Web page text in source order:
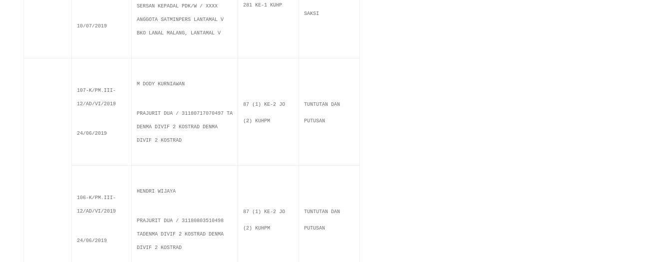
10/07/2019
SERSAN KEPADAL PDK/W / XXXX
ANGGOTA SATMINPERS LANTAMAL V
BKO LANAL MALANG, LANTAMAL V
281 KE-1 KUHP
SAKSI
107-K/PM.III-
12/AD/VI/2019
24/06/2019
M DODY KURNIAWAN
PRAJURIT DUA / 31180717070497 TA
DENMA DIVIF 2 KOSTRAD DENMA
DIVIF 2 KOSTRAD
87 (1) KE-2 JO
(2) KUHPM
TUNTUTAN DAN
PUTUSAN
106-K/PM.III-
12/AD/VI/2019
24/06/2019
HENDRI WIJAYA
PRAJURIT DUA / 31180803510498
TADENMA DIVIF 2 KOSTRAD DENMA
DIVIF 2 KOSTRAD
87 (1) KE-2 JO
(2) KUHPM
TUNTUTAN DAN
PUTUSAN